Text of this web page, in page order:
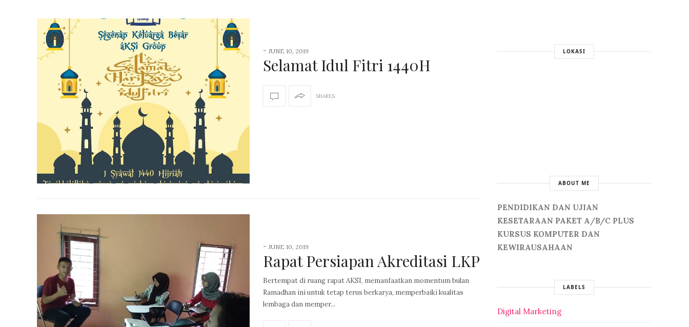
-JUNE 10, 2019
Selamat Idul Fitri 1440H
SHARES
-JUNE 10, 2019
Rapat Persiapan Akreditasi LKP
Bertempat di ruang rapat AKSI, memanfaatkan momentum bulan
Ramadhan ini untuk tetap terus berkarya, memperbaiki kualitas
lembaga dan memper...
LOKASI
ABOUT ME
PENDIDIKAN DAN UJIAN
KESETARAAN PAKET A/B/C PLUS
KURSUS KOMPUTER DAN
KEWIRAUSAHAAN
LABELS
Digital Marketing